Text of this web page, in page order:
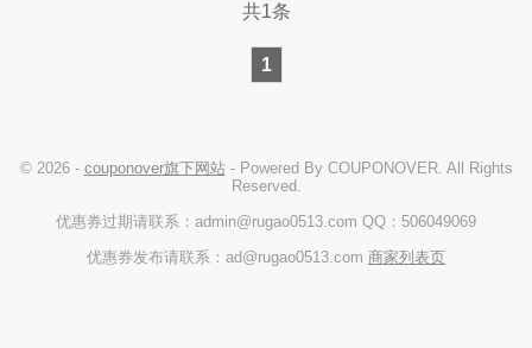
共1条
1
© 2026 - couponover旗下网站- Powered By COUPONOVER. All Rights
Reserved.
优惠券过期请联系：admin@rugao0513.com QQ：506049069
优惠券发布请联系：ad@rugao0513.com 商家列表页